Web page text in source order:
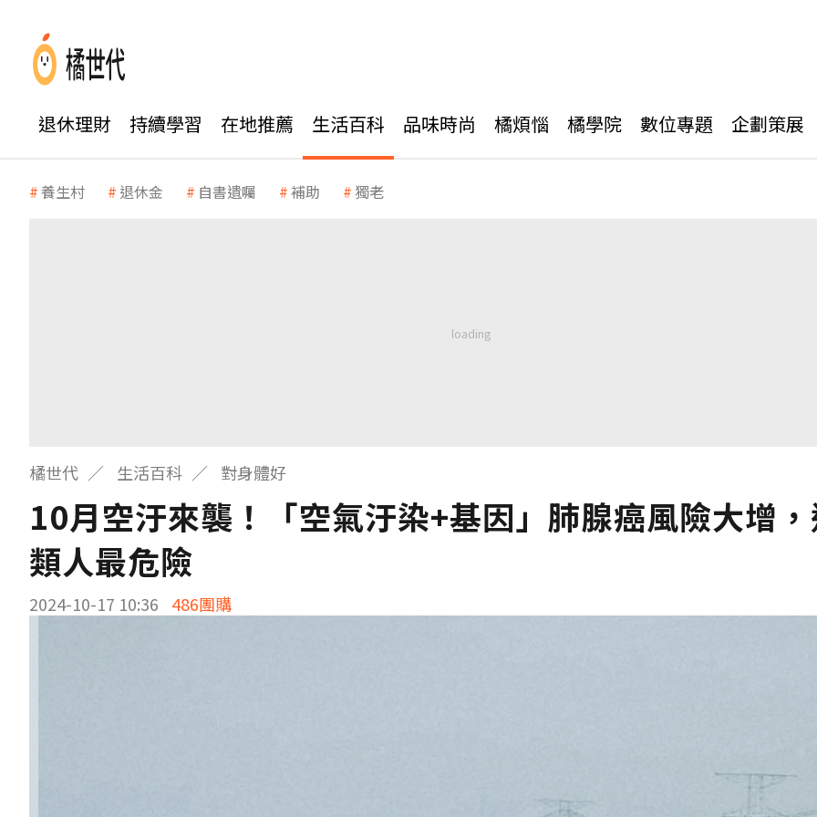
退休理財 持續學習 在地推薦 生活百科 品味時尚 橘煩惱 橘學院 數位專題 企劃策展
養生村 退休金 自書遺囑 補助 獨老
橘世代 生活百科 對身體好
10月空汙來襲！「空氣汙染+基因」肺腺癌風險大增
類人最危險
2024-10-17 10:36 486團購